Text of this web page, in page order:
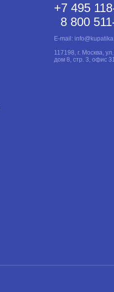
+7 495
8 800
E-mail:
117198, г. Москва,
дом 8, стр. 3, офис